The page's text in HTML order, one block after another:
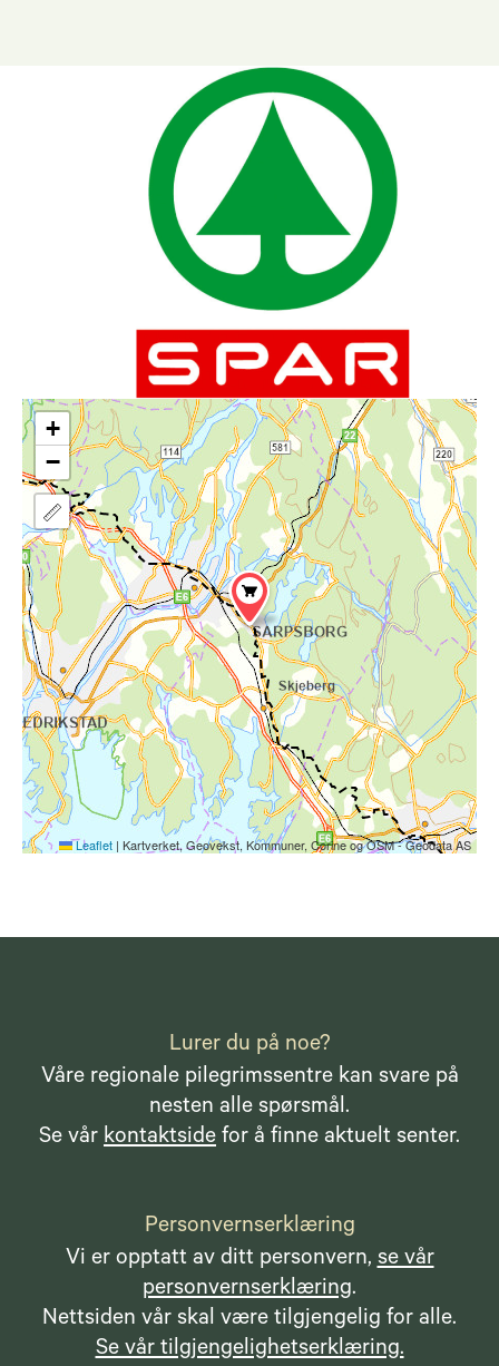
+
−
Leaflet | Kartverket, Geovekst, Kommuner, Corine og OSM - Geodata AS
Lurer du på noe?
Våre regionale pilegrimssentre kan svare på
nesten alle spørsmål.
Se vår kontaktside for å finne aktuelt senter.
Personvernserklæring
Vi er opptatt av ditt personvern,se vår
personvernserklæring.
Nettsiden vår skal være tilgjengelig for alle.
Se vår tilgjengelighetserklæring.